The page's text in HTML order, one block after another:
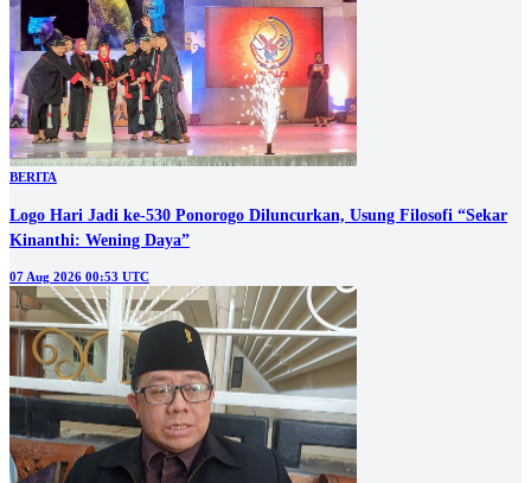
BERITA
Logo Hari Jadi ke-530 Ponorogo Diluncurkan, Usung Filosofi “Sekar
Kinanthi: Wening Daya”
07 Aug 2026 00:53 UTC